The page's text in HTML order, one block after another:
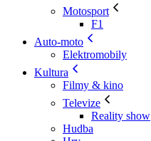
Motosport
F1
Auto-moto
Elektromobily
Kultura
Filmy & kino
Televize
Reality show
Hudba